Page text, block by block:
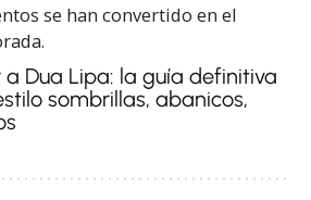
a Dua Lipa: la guía definitiva
sombrillas, abanicos,